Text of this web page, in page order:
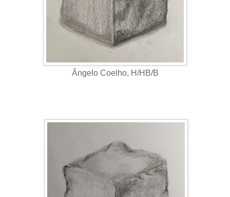
Ângelo Coelho, H/HB/B